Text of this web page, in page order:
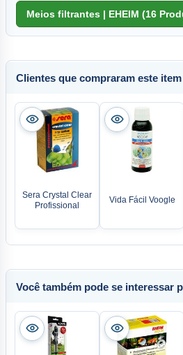
Clientes que compraram este
Sera Crystal Clear
Profissional
Vida Fácil Voogle
Você também pode se interessar